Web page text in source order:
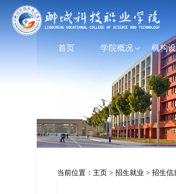
首页 学院概况 机构
当前位置： 主页 > 招生就业 > 招生信